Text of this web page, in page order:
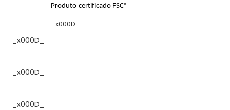
Produto certificado FSC®
_x000D_
_x000D_
_x000D_
_x000D_